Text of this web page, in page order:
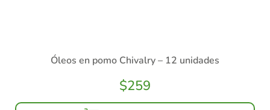
Óleos en pomo Chivalry – 12 unidades
$259